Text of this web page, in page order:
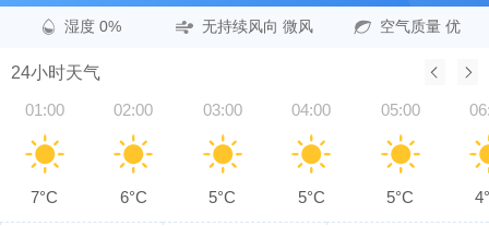
湿度 0% 无持续风向 微风 空气质量 优
24小时天气
01:00
7°C
02:00
6°C
03:00
5°C
04:00
5°C
05:00
5°C